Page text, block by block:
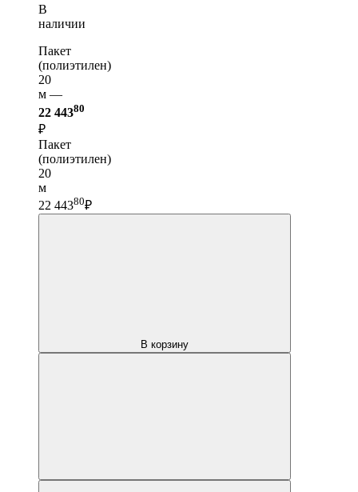
В
наличии
Пакет
(полиэтилен)
20
м —
22 44380
₽
Пакет
(полиэтилен)
20
м
22 44380₽
В корзину